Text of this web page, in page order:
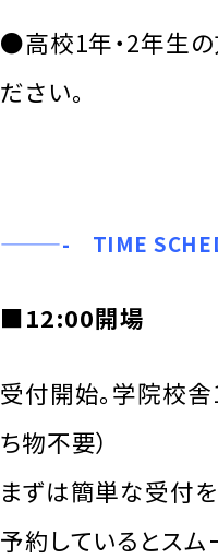
●高校1年・2年生の
ださい。
———- TIME
■12:00開場
受付開始。学院校舎
ち物不要）
まずは簡単な受付
予約しているとスム